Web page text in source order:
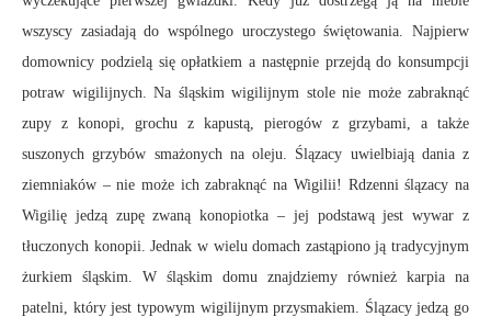
wszyscy zasiadają do wspólnego uroczystego świętowania. Najpierw
domownicy podzielą się opłatkiem a następnie przejdą do konsumpcji
potraw wigilijnych. Na śląskim wigilijnym stole nie może zabraknąć
zupy z konopi, grochu z kapustą, pierogów z grzybami, a także
suszonych grzybów smażonych na oleju. Ślązacy uwielbiają dania z
ziemniaków – nie może ich zabraknąć na Wigilii! Rdzenni ślązacy na
Wigilię jedzą zupę zwaną konopiotka – jej podstawą jest wywar z
tłuczonych konopii. Jednak w wielu domach zastąpiono ją tradycyjnym
żurkiem śląskim. W śląskim domu znajdziemy również karpia na
patelni, który jest typowym wigilijnym przysmakiem. Ślązacy jedzą go